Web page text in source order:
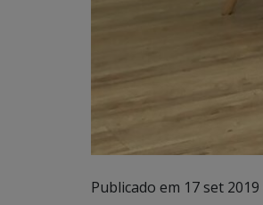
Publicado em 17 set 2019